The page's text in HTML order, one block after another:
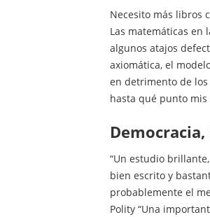
Necesito más libros
Las matemáticas en
algunos atajos
axiomática, el
en detrimento de los
hasta qué punto
“Un estudio
bien escrito y
probablemente el
Polity “Una